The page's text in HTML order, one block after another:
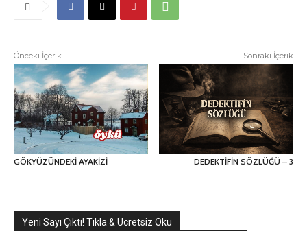
Önceki İçerik
GÖKYÜZÜNDEKİ AYAKİZİ
Sonraki İçerik
DEDEKTİFİN SÖZLÜĞÜ – 3
Yeni Sayı Çıktı! Tıkla & Ücretsiz Oku